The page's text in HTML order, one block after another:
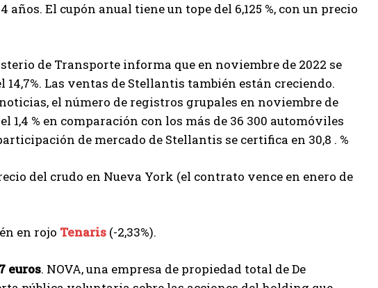
El cupón anual tiene un tope del 6,125 %, con un precio
de Transporte informa que en noviembre de 2022 se
Las ventas de Stellantis también están creciendo.
el número de registros grupales en noviembre de
1,4 % en comparación con los más de 36 300 automóviles
de mercado de Stellantis se certifica en 30,8 . %
del crudo en Nueva York (el contrato vence en enero de
en rojo Tenaris (-2,33%).
euros. NOVA, una empresa de propiedad total de De